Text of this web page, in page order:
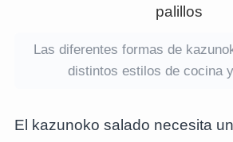
Las diferentes formas de
distintos estilos de cocina
El kazunoko salado necesita